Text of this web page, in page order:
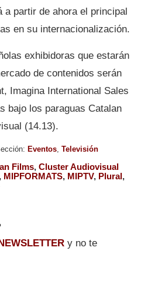
a partir de ahora el principal
en su internacionalización.
exhibidoras que estarán
de contenidos serán
Imagina International Sales
bajo los paraguas Catalan
(14.13).
Eventos, Televisión
Films, Cluster Audiovisual
, MIPFORMATS, MIPTV, Plural,
y no te